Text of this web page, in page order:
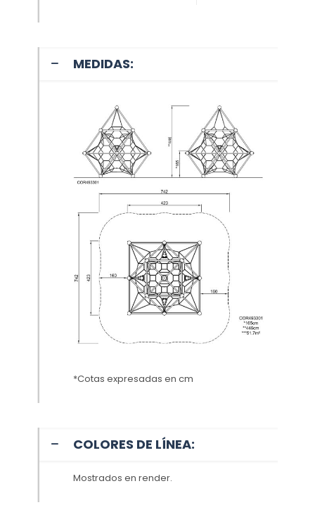
MEDIDAS:
*Cotas expresadas en cm
COLORES DE LÍNEA:
Mostrados en render.